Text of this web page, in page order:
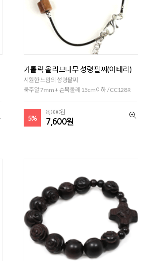
가톨릭 올리브나무 성령팔찌(이태리)
시원한 느낌의 성령팔찌
묵주알 7mm + 손목둘레 15cm이하 / CC128R
5%
8,000원
7,600원